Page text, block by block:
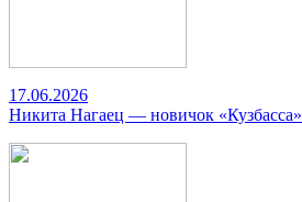
17.06.2026
Никита Нагаец — новичок «Кузбасса»